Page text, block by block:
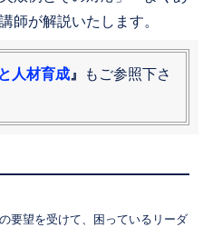
師が解説いたします。
人材育成 』
もご参照下さ
要望を受けて、困っているリーダ